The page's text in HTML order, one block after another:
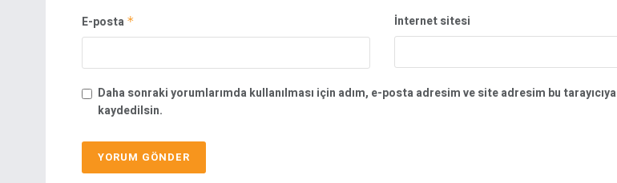
E-posta * İnternet sitesi
Daha sonraki yorumlarımda kullanılması için adım, e-posta adresim ve site adresim bu tarayıcıya
kaydedilsin.